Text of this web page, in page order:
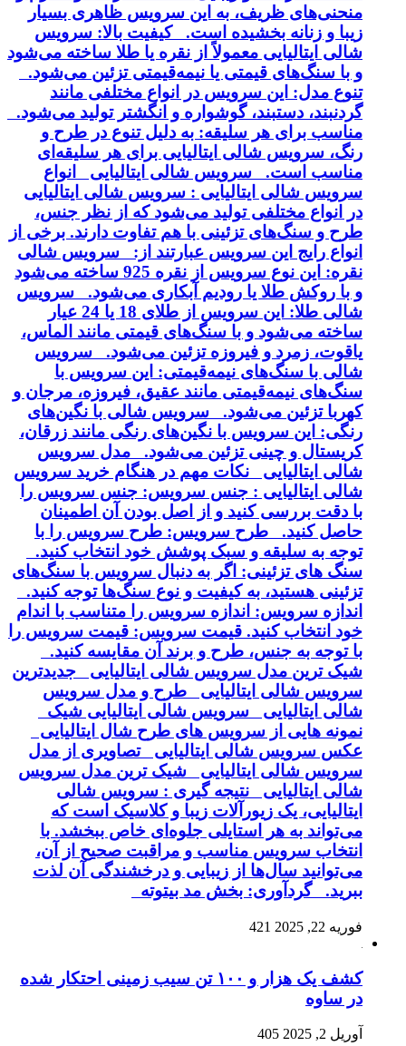
منحنی‌های ظریف، به این سرویس ظاهری بسیار
زیبا و زنانه بخشیده است. کیفیت بالا: سرویس
شالی ایتالیایی معمولاً از نقره یا طلا ساخته می‌شود
و با سنگ‌های قیمتی یا نیمه‌قیمتی تزئین می‌شود.
تنوع مدل: این سرویس در انواع مختلفی مانند
گردنبند، دستبند، گوشواره و انگشتر تولید می‌شود.
مناسب برای هر سلیقه: به دلیل تنوع در طرح و
رنگ، سرویس شالی ایتالیایی برای هر سلیقه‌ای
مناسب است. سرویس شالی ایتالیایی انواع
سرویس شالی ایتالیایی : سرویس شالی ایتالیایی
در انواع مختلفی تولید می‌شود که از نظر جنس،
طرح و سنگ‌های تزئینی با هم تفاوت دارند. برخی از
انواع رایج این سرویس عبارتند از: سرویس شالی
نقره: این نوع سرویس از نقره 925 ساخته می‌شود
و با روکش طلا یا رودیم آبکاری می‌شود. سرویس
شالی طلا: این سرویس از طلای 18 یا 24 عیار
ساخته می‌شود و با سنگ‌های قیمتی مانند الماس،
یاقوت، زمرد و فیروزه تزئین می‌شود. سرویس
شالی با سنگ‌های نیمه‌قیمتی: این سرویس با
سنگ‌های نیمه‌قیمتی مانند عقیق، فیروزه، مرجان و
کهربا تزئین می‌شود. سرویس شالی با نگین‌های
رنگی: این سرویس با نگین‌های رنگی مانند زرقان،
کریستال و چینی تزئین می‌شود. مدل سرویس
شالی ایتالیایی نکات مهم در هنگام خرید سرویس
شالی ایتالیایی : جنس سرویس: جنس سرویس را
با دقت بررسی کنید و از اصل بودن آن اطمینان
حاصل کنید. طرح سرویس: طرح سرویس را با
توجه به سلیقه و سبک پوشش خود انتخاب کنید.
سنگ های تزئینی: اگر به دنبال سرویس با سنگ‌های
تزئینی هستید، به کیفیت و نوع سنگ‌ها توجه کنید.
اندازه سرویس: اندازه سرویس را متناسب با اندام
خود انتخاب کنید. قیمت سرویس: قیمت سرویس را
با توجه به جنس، طرح و برند آن مقایسه کنید.
شیک ترین مدل سرویس شالی ایتالیایی جدیدترین
سرویس شالی ایتالیایی طرح و مدل سرویس
شالی ایتالیایی سرویس شالی ایتالیایی شیک
نمونه هایی از سرویس های طرح شال ایتالیایی
عکس سرویس شالی ایتالیایی تصاویری از مدل
سرویس شالی ایتالیایی شیک ترین مدل سرویس
شالی ایتالیایی نتیجه گیری : سرویس شالی
ایتالیایی، یک زیورآلات زیبا و کلاسیک است که
می‌تواند به هر استایلی جلوه‌ای خاص ببخشد. با
انتخاب سرویس مناسب و مراقبت صحیح از آن،
می‌توانید سال‌ها از زیبایی و درخشندگی آن لذت
ببرید. گردآوری: بخش مد بیتوته
فوریه 22, 2025 421
کشف یک هزار و ۱۰۰ تن سیب زمینی احتکار شده
در ساوه
آوریل 2, 2025 405